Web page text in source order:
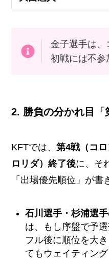
金子選手は、
初戦には不参
2. 勝負の分かれ目「
KFTでは、第4戦（コ
ロリダ）終了後に、そ
「出場優先順位」が書
石川選手・杉浦選
は、もし序盤で予
フル後に順位を大
てもウェイティン